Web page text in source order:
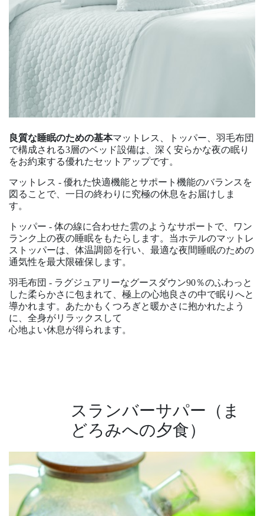
良質な睡眠のための基本マットレス、トッパー、羽毛布団
で構成される3層のベッド設備は、深く安らかな夜の眠り
をお約束する優れたセットアップです。
マットレス - 優れた快適機能とサポート機能のバランスを
図ることで、一日の終わりに究極の休息をお届けしま
す。
トッパー - 体の線に合わせた雲のようなサポートで、ワン
ランク上の夜の睡眠をもたらします。当ホテルのマットレ
ストッパーは、体温調節を行い、最適な夜間睡眠のための
通気性を最大限確保します。
羽毛布団 - ラグジュアリーなグースダウン90％のふわっと
した柔らかさに包まれて、極上の心地良さの中で眠りへと
導かれます。あたかもくつろぎと暖かさに抱かれたよう
に、全身がリラックスして
心地よい休息が得られます。
スランバーサパー（ま
どろみへの夕食）